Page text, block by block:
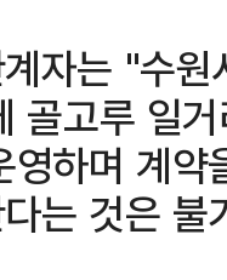
자는 "수
골고루 일
하며 계
는 것은 불